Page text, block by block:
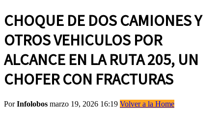
CHOQUE DE DOS CAMIONES Y
OTROS VEHICULOS POR
ALCANCE EN LA RUTA 205, UN
CHOFER CON FRACTURAS
PorInfolobos marzo 19, 2026 16:19 Volver a la Home